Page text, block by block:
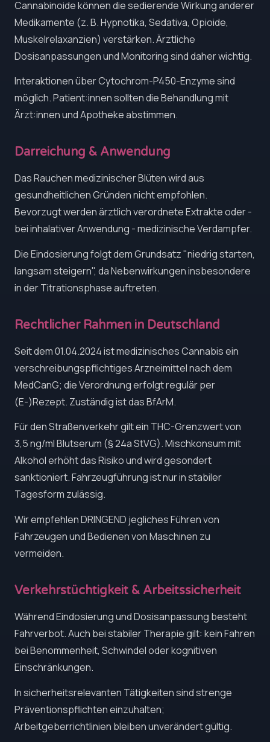
Cannabinoide können die sedierende Wirkung anderer
Medikamente (z. B. Hypnotika, Sedativa, Opioide,
Muskelrelaxanzien) verstärken. Ärztliche
Dosisanpassungen und Monitoring sind daher wichtig.
Interaktionen über Cytochrom-P450-Enzyme sind
möglich. Patient:innen sollten die Behandlung mit
Ärzt:innen und Apotheke abstimmen.
Darreichung & Anwendung
Das Rauchen medizinischer Blüten wird aus
gesundheitlichen Gründen nicht empfohlen.
Bevorzugt werden ärztlich verordnete Extrakte oder -
bei inhalativer Anwendung - medizinische Verdampfer.
Die Eindosierung folgt dem Grundsatz "niedrig starten,
langsam steigern", da Nebenwirkungen insbesondere
in der Titrationsphase auftreten.
Rechtlicher Rahmen in Deutschland
Seit dem 01.04.2024 ist medizinisches Cannabis ein
verschreibungspflichtiges Arzneimittel nach dem
MedCanG; die Verordnung erfolgt regulär per
(E-)Rezept. Zuständig ist das BfArM.
Für den Straßenverkehr gilt ein THC-Grenzwert von
3,5 ng/ml Blutserum (§ 24a StVG). Mischkonsum mit
Alkohol erhöht das Risiko und wird gesondert
sanktioniert. Fahrzeugführung ist nur in stabiler
Tagesform zulässig.
Wir empfehlen DRINGEND jegliches Führen von
Fahrzeugen und Bedienen von Maschinen zu
vermeiden.
Verkehrstüchtigkeit & Arbeitssicherheit
Während Eindosierung und Dosisanpassung besteht
Fahrverbot. Auch bei stabiler Therapie gilt: kein Fahren
bei Benommenheit, Schwindel oder kognitiven
Einschränkungen.
In sicherheitsrelevanten Tätigkeiten sind strenge
Präventionspflichten einzuhalten;
Arbeitgeberrichtlinien bleiben unverändert gültig.